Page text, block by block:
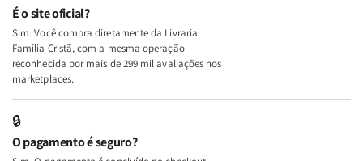
e
Deus
+
A
Mulher
Lar
+
A
Lar
É o site oficial?
Sim. Você compra diretamente da Livraria
Família Cristã, com a mesma operação
reconhecida por mais de 299 mil avaliações nos
marketplaces.
🔒
O pagamento é seguro?